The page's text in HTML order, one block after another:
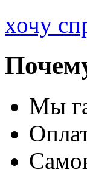
хочу
Мы